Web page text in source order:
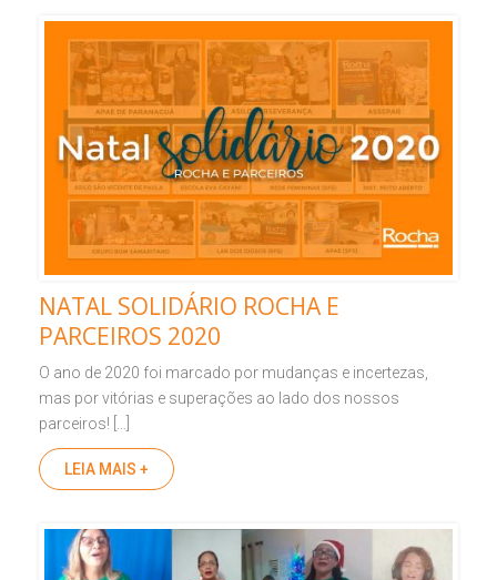
NATAL SOLIDÁRIO ROCHA E
PARCEIROS 2020
O ano de 2020 foi marcado por mudanças e incertezas,
mas por vitórias e superações ao lado dos nossos
parceiros! […]
LEIA MAIS +